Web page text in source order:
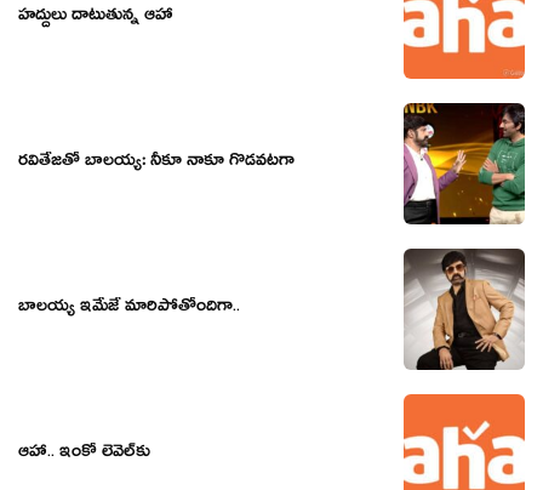
హద్దులు దాటుతున్న ఆహా
ర‌వితేజ‌తో బాల‌య్య‌: నీకూ నాకూ గొడ‌వ‌ట‌గా
బాలయ్య ఇమేజే మారిపోతోందిగా..
ఆహా.. ఇంకో లెవెల్‌కు